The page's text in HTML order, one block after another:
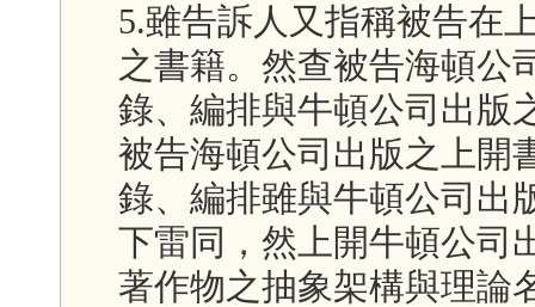
5.雖告訴人又指稱被告在
之書籍。然查被告海頓公
錄、編排與牛頓公司出版
被告海頓公司出版之上開
錄、編排雖與牛頓公司出
下雷同，然上開牛頓公司
著作物之抽象架構與理論